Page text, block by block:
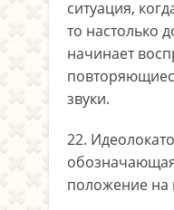
ситуация,
то настолько
начинает
звуки.
22.
положение на